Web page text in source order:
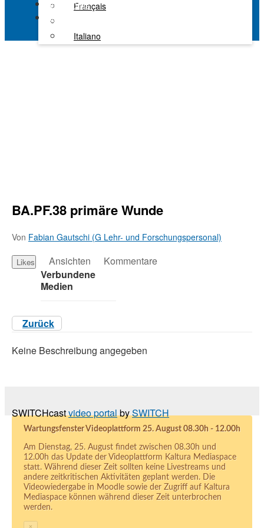
Français
Italiano
Alle Kanäle
Kaltura Learning
BA.PF.38 primäre Wunde
Von Fabian Gautschi (G Lehr- und Forschungspersonal)
Likes Ansichten
Kommentare
Verbundene
Medien
Zurück
Keine Beschreibung angegeben
SWITCHcastvideo portalbySWITCH
Wartungsfenster Videoplattform 25. August 08.30h - 12.00h
Am Dienstag, 25. August findet zwischen 08.30h und
12.00h das Update der Videoplattform Kaltura Mediaspace
statt. Während dieser Zeit sollten keine Livestreams und
andere zeitkritischen Aktivitäten geplant werden. Die
Videowiedergabe in Moodle sowie der Zugriff auf Kaltura
Mediaspace können während dieser Zeit unterbrochen
werden.
×